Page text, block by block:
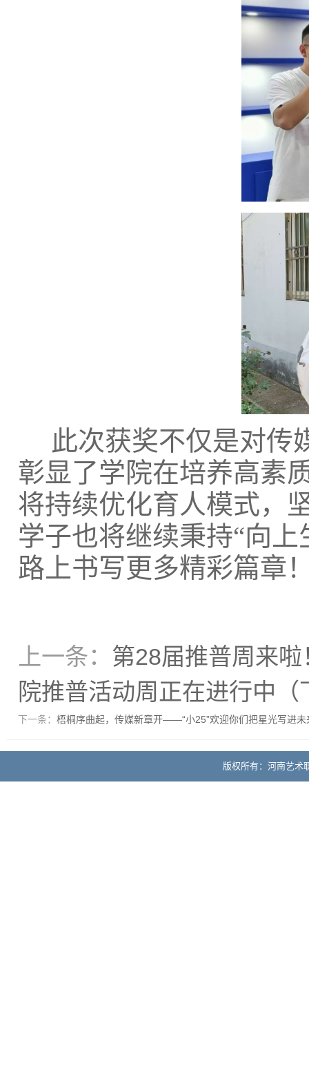
此次获奖不仅是对传
彰显了学院在培养高素
将持续优化育人模式，
学子也将继续秉持“向
路上书写更多精彩篇章
上一条： 第28届推普周来啦
院推普活动周正在进行中（
下一条： 梧桐序曲起，传媒新章开——“小25”欢迎你们把星光写进未
版权所有：河南艺术